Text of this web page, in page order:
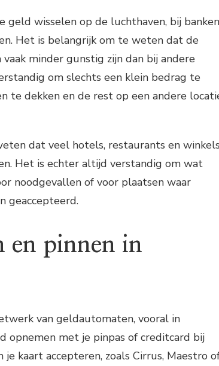
geld wisselen op de luchthaven, bij banken
Het is belangrijk om te weten dat de
minder gunstig zijn dan bij andere
om slechts een klein bedrag te
te dekken en de rest op een andere
dat veel hotels, restaurants en
Het is echter altijd verstandig om wat
noodgevallen of voor plaatsen waar
geaccepteerd.
en pinnen in
van geldautomaten, vooral in
opnemen met je pinpas of creditcard bij
kaart accepteren, zoals Cirrus, Maestro